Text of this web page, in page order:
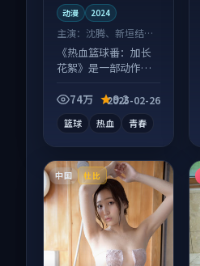
动漫 2024
主演： 沈腾、新垣结衣
等
《热血篮球番：加长
花絮》是一部动作向
在线，配乐与镜头配
74万 9.2
2025-02-26
篮球 热血 青春
中国 杜比